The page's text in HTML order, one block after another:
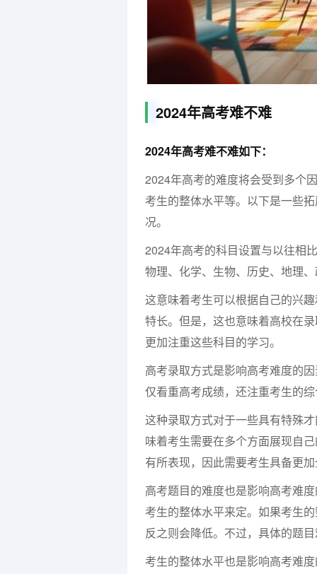
2024年高考难不难
2024年高考难不难如下：
2024年高考的难度将会受到多个
考生的整体水平等。以下是一些
况。
2024年高考的科目设置与以往相
物理、化学、生物、历史、地理
这意味着考生可以根据自己的兴
特长。但是，这也意味着高校在
更加注重这些科目的学习。
高考录取方式是影响高考难度的
仅看重高考成绩，还注重考生的
这种录取方式对于一些具有特殊
味着考生需要在多个方面展现自
有所表现，因此需要考生具备更
高考题目的难度也是影响高考难
考生的整体水平来定。如果考生
反之则会降低。不过，具体的题
考生的整体水平也是影响高考难